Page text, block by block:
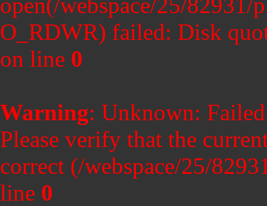
O_RDWR) failed: Disk
on line 0
Warning: Unknown:
Please verify that the
correct (/webspace/25/
line 0